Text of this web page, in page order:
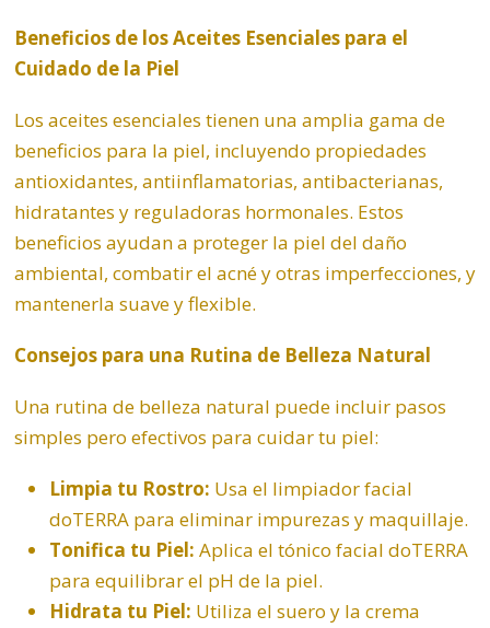
Beneficios de los Aceites Esenciales para el
Cuidado de la Piel
Los aceites esenciales tienen una amplia gama de
beneficios para la piel, incluyendo propiedades
antioxidantes, antiinflamatorias, antibacterianas,
hidratantes y reguladoras hormonales. Estos
beneficios ayudan a proteger la piel del daño
ambiental, combatir el acné y otras imperfecciones, y
mantenerla suave y flexible.
Consejos para una Rutina de Belleza Natural
Una rutina de belleza natural puede incluir pasos
simples pero efectivos para cuidar tu piel:
Limpia tu Rostro: Usa el limpiador facial
doTERRA para eliminar impurezas y maquillaje.
Tonifica tu Piel: Aplica el tónico facial doTERRA
para equilibrar el pH de la piel.
Hidrata tu Piel: Utiliza el suero y la crema